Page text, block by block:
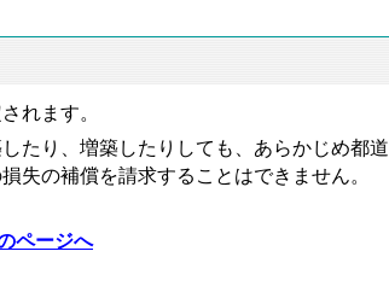
れます。
たり、増築したりしても、あらかじめ都道
失の補償を請求することはできません。
ページへ